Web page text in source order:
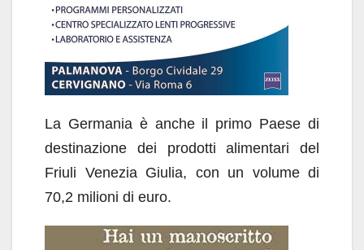
La Germania è anche il primo Paese di
destinazione dei prodotti alimentari del
Friuli Venezia Giulia, con un volume di
70,2 milioni di euro.